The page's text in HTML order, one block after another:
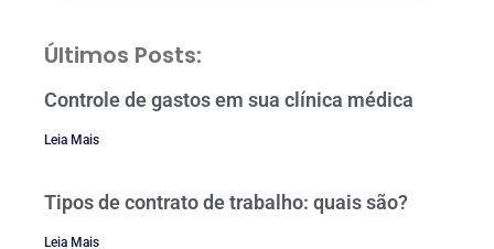
Últimos Posts:
Controle de gastos em sua clínica médica
Leia Mais
Tipos de contrato de trabalho: quais são?
Leia Mais